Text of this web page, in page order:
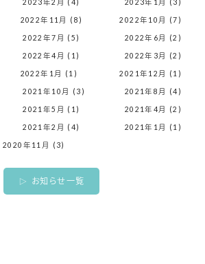
2023年2月 (4) 2023年1月 (3)
2022年11月 (8) 2022年10月 (7)
2022年7月 (5) 2022年6月 (2)
2022年4月 (1) 2022年3月 (2)
2022年1月 (1) 2021年12月 (1)
2021年10月 (3) 2021年8月 (4)
2021年5月 (1) 2021年4月 (2)
2021年2月 (4) 2021年1月 (1)
2020年11月 (3)
お知らせ一覧